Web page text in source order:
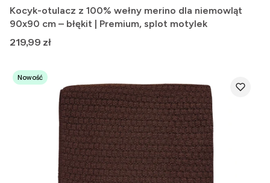
Kocyk-otulacz z 100% wełny merino dla niemowląt
90x90 cm – błękit | Premium, splot motylek
Cena
219,99 zł
Nowość